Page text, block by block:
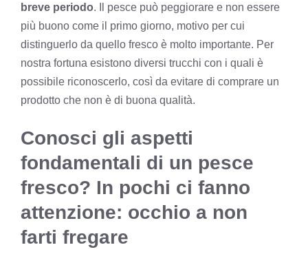
breve periodo. Il pesce può peggiorare e non essere
più buono come il primo giorno, motivo per cui
distinguerlo da quello fresco è molto importante. Per
nostra fortuna esistono diversi trucchi con i quali è
possibile riconoscerlo, così da evitare di comprare un
prodotto che non è di buona qualità.
Conosci gli aspetti
fondamentali di un pesce
fresco? In pochi ci fanno
attenzione: occhio a non
farti fregare